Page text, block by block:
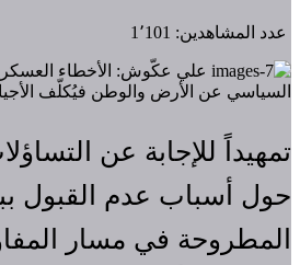
عدد المشاهدين: 1٬101
تمهيداً للإجابة عن
حول أسباب عدم القبول
المطروحة في مسار